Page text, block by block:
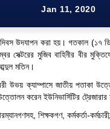
Jan 11, 2020
দিবস উদযাপন করা হয়। গতকাল (১৭
সেক্টরের মুজিব বাহিনীর বীর
মতিন।
উভয় ক্যাম্পাসে জাতীয় পতাকা
করেন ইউনিভার্সিটির
শিক্ষকগণ, কর্মকর্তা-